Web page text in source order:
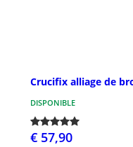
Crucifix alliage de
DISPONIBLE
€ 57,90